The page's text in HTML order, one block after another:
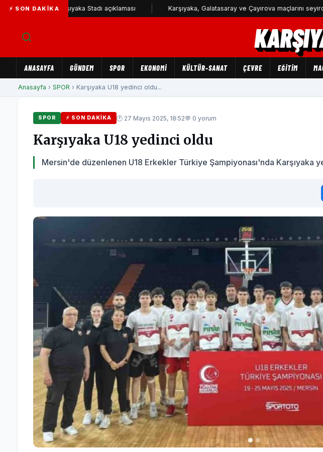
⚡ SON DAKIKA
Karşıyaka Stadı açıklaması Karşıyaka, Galatasaray ve Çayırova maçlarını seyircisiz
ANASAYFA GÜNDEM SPOR EKONOMİ KÜLTÜR-SANAT ÇEVRE EĞİTİM
Anasayfa › SPOR › Karşıyaka U18 yedinci oldu...
SPOR ⚡ SON DAKIKA 🕐 27 Mayıs 2025, 18:52💬 0 yorum
Karşıyaka U18 yedinci oldu
Mersin'de düzenlenen U18 Erkekler Türkiye Şampiyonası'nda Karşıyaka